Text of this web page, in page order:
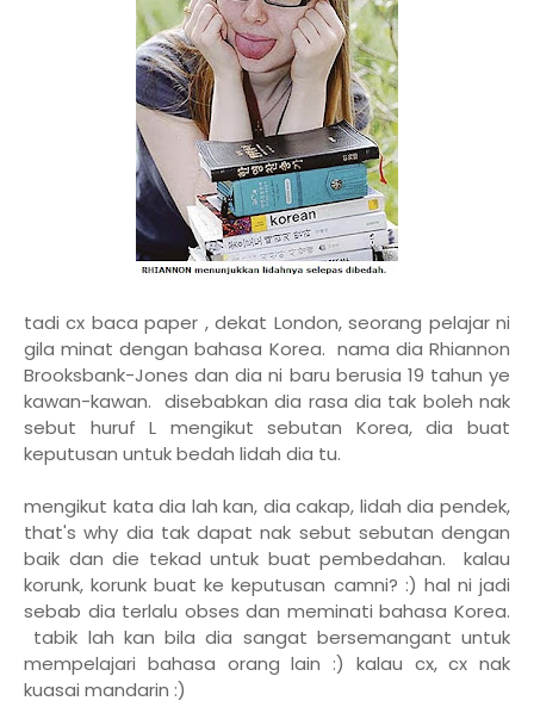
tadi cx baca paper , dekat London, seorang pelajar ni
gila minat dengan bahasa Korea. nama dia Rhiannon
Brooksbank-Jones dan dia ni baru berusia 19 tahun ye
kawan-kawan. disebabkan dia rasa dia tak boleh nak
sebut huruf L mengikut sebutan Korea, dia buat
keputusan untuk bedah lidah dia tu.
mengikut kata dia lah kan, dia cakap, lidah dia pendek,
that's why dia tak dapat nak sebut sebutan dengan
baik dan die tekad untuk buat pembedahan. kalau
korunk, korunk buat ke keputusan camni? :) hal ni jadi
sebab dia terlalu obses dan meminati bahasa Korea.
tabik lah kan bila dia sangat bersemangant untuk
mempelajari bahasa orang lain :) kalau cx, cx nak
kuasai mandarin :)